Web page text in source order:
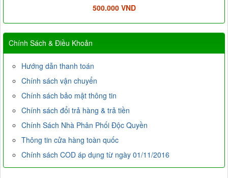
500.000 VND
Chính Sách & Điều Khoản
Hướng dẫn thanh toán
Chính sách vận chuyển
Chính sách bảo mật thông tin
Chính sách đổi trả hàng & trả tiền
Chính Sách Nhà Phân Phối Độc Quyền
Thông tin cửa hàng toàn quốc
Chính sách COD áp dụng từ ngày 01/11/2016